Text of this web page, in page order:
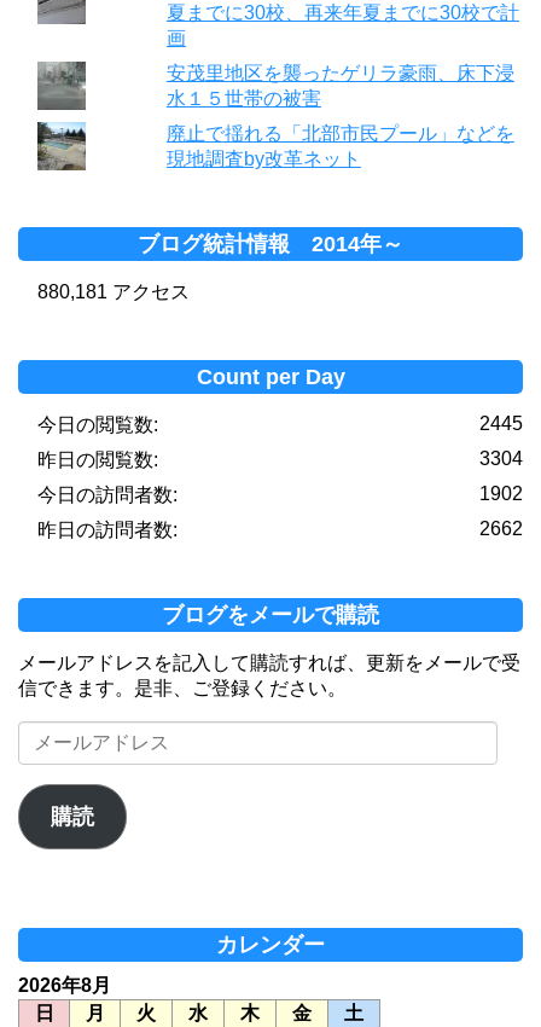
夏までに30校、再来年夏までに30校で計
画
安茂里地区を襲ったゲリラ豪雨、床下浸
水１５世帯の被害
廃止で揺れる「北部市民プール」などを
現地調査by改革ネット
ブログ統計情報 2014年～
880,181 アクセス
Count per Day
2445
今日の閲覧数:
3304
昨日の閲覧数:
1902
今日の訪問者数:
2662
昨日の訪問者数:
ブログをメールで購読
メールアドレスを記入して購読すれば、更新をメールで受
信できます。是非、ご登録ください。
メ
ー
ア
ド
購読
カレンダー
2026年8月
日
月 火 水 木 金
土